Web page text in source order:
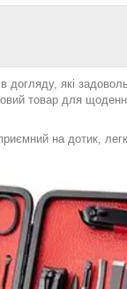
догляду, які
товар для
на дотик,